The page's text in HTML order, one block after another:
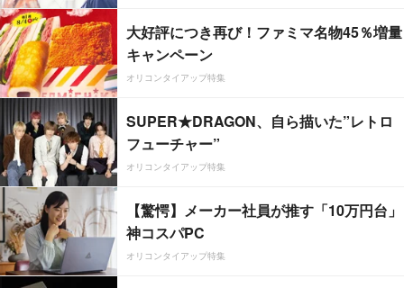
大好評につき再び！ファミマ名物45％増量
キャンペーン
オリコンタイアップ特集
SUPER★DRAGON、自ら描いた”レトロ
フューチャー”
オリコンタイアップ特集
【驚愕】メーカー社員が推す「10万円台」
神コスパPC
オリコンタイアップ特集